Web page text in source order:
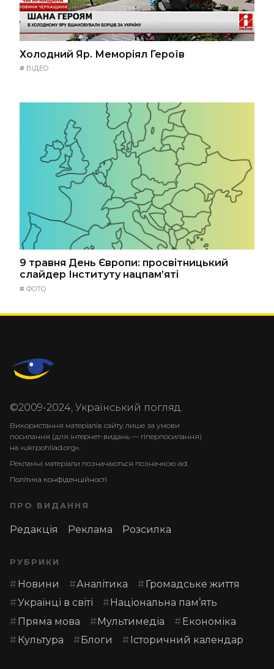
Холодний Яр. Меморіял Героїв
# ВІДЕО
9 травня День Європи: просвітницький
слайдер Інституту нацпам’яті
# ФОТО
©2009-2024, Український погляд.
Використання матеріалів сайту лише за умови
посилання (для інтернет-видань — гіперпосилання)
на «ukrpohliad.org».
Рекламні матеріали позначаються позначкою ad.
Політика конфіденційності
ПРО ВИДАННЯ
Редакція Реклама Розсилка
РУБРИКИ
Новини Аналітика
Громадське життя
Українці в світі
Національна пам’ять
Пряма мова
Мультимедіа
Економіка
Культура
Блоги Історичний календар